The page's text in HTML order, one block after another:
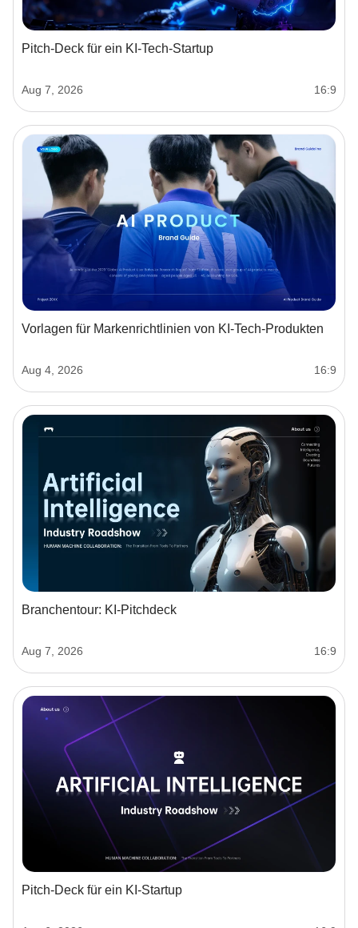
Pitch-Deck für ein KI-Tech-Startup
Aug 7, 2026 16:9
Vorlagen für Markenrichtlinien von KI-Tech-Produkten
Aug 4, 2026 16:9
Branchentour: KI-Pitchdeck
Aug 7, 2026 16:9
Pitch-Deck für ein KI-Startup